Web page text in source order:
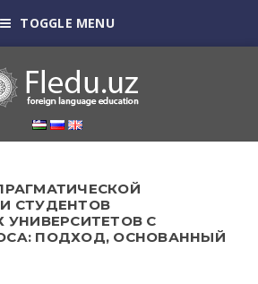
TOGGLE MENU
СТУДЕНТОВ
УНИВЕРСИТЕТОВ С
ПОДХОД, ОСНОВАННЫЙ